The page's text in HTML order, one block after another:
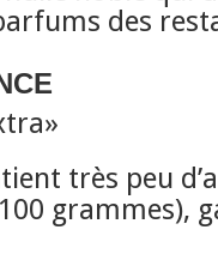
des
très peu
grammes),